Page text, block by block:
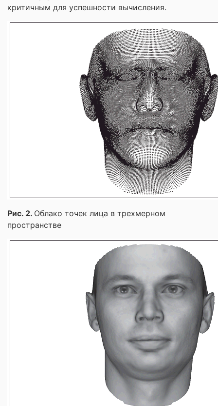
критичным для успешности вычисления.
Рис. 2. Облако точек лица в трехмерном
пространстве